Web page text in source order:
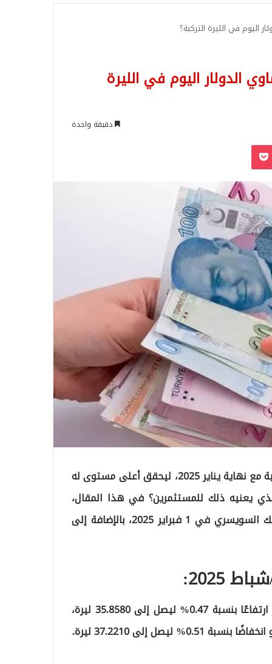
اليوم في الليرة التركية؟
الدولار اليوم في الليرة
دقيقة واحدة
‫Pocket
شهد الدولار الأمريكي ارتفاعًا ملحوظًا في الأسواق التركية مع نهاية يناير 2025، ليحقق أعلى مستوى له
يعنيه ذلك للمستثمرين؟ في هذا المقال،
نستعرض أسعار الدولار واليورو والجنيه الاسترليني والفرنك السويسري في 1 فبراير 2025، بالإضافة إلى
بحسب ما ترجم موقع تركيا عاجل، سجل الدولار الأمريكي ارتفاعًا بنسبة 0.47% ليصل إلى 35.8580 ليرة،
إلى 37.2210 ليرة.